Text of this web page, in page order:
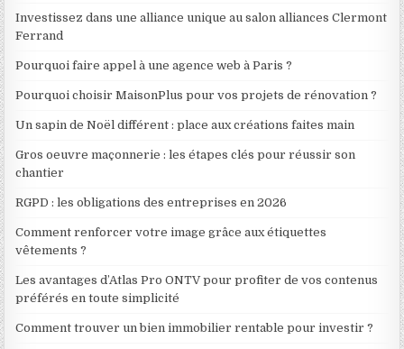
Investissez dans une alliance unique au salon alliances Clermont
Ferrand
Pourquoi faire appel à une agence web à Paris ?
Pourquoi choisir MaisonPlus pour vos projets de rénovation ?
Un sapin de Noël différent : place aux créations faites main
Gros oeuvre maçonnerie : les étapes clés pour réussir son
chantier
RGPD : les obligations des entreprises en 2026
Comment renforcer votre image grâce aux étiquettes
vêtements ?
Les avantages d’Atlas Pro ONTV pour profiter de vos contenus
préférés en toute simplicité
Comment trouver un bien immobilier rentable pour investir ?